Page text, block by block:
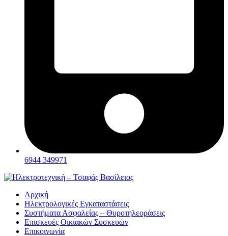
6944 349971
Αρχική
Ηλεκτρολογικές Εγκαταστάσεις
Συστήματα Ασφαλείας – Θυροτηλεοράσεις
Επισκευές Οικιακών Συσκευών
Επικοινωνία